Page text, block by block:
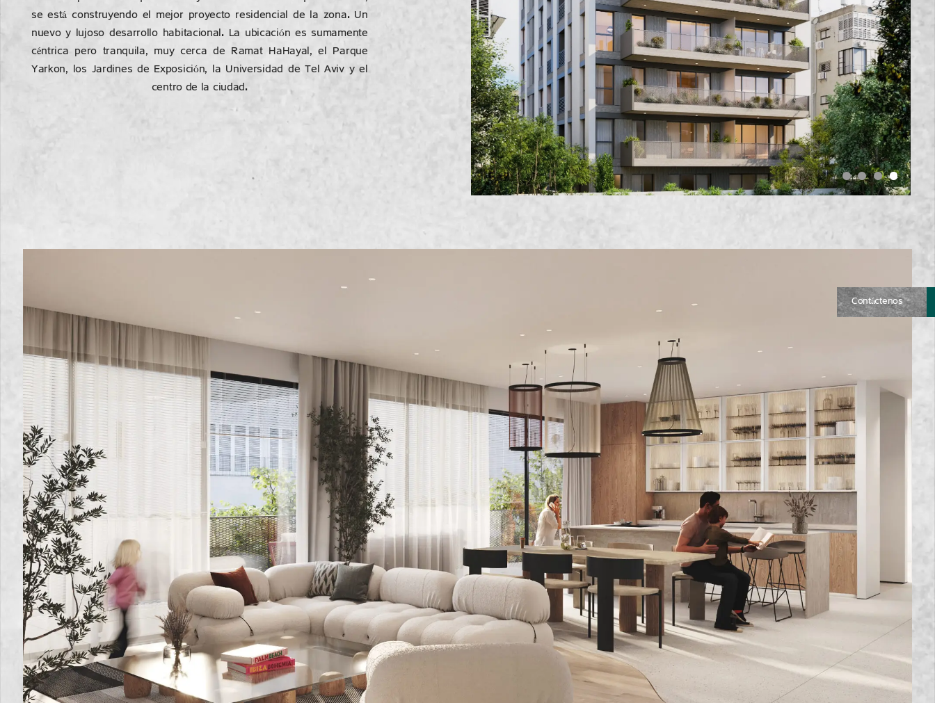
se está construyendo el mejor proyecto residencial de la zona. Un
nuevo y lujoso desarrollo habitacional. La ubicación es sumamente
céntrica pero tranquila, muy cerca de Ramat HaHayal, el Parque
Yarkon, los Jardines de Exposición, la Universidad de Tel Aviv y el
centro de la ciudad.
Contáctenos